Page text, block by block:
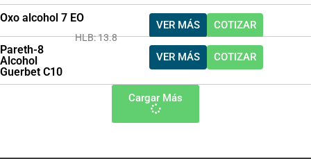
Oxo alcohol 7 EO
VER MÁS COTIZAR
Pareth-8
Alcohol
Guerbet C10
HLB: 13.8
VER MÁS COTIZAR
Cargar Más